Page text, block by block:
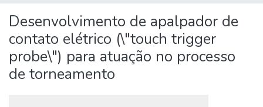
Statistics
Desenvolvimento de apalpador de
contato elétrico (\"touch trigger
probe\") para atuação no processo
de torneamento